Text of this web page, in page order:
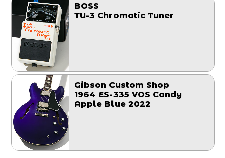
BOSS
TU-3 Chromatic Tuner
Gibson Custom Shop
1964 ES-335 VOS Candy
Apple Blue 2022